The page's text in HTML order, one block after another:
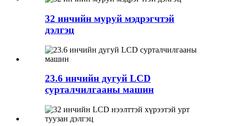
32 инчийн муруй мэдрэгчтэй
дэлгэц
23.6 инчийн дугуй LCD
сурталчилгааны машин